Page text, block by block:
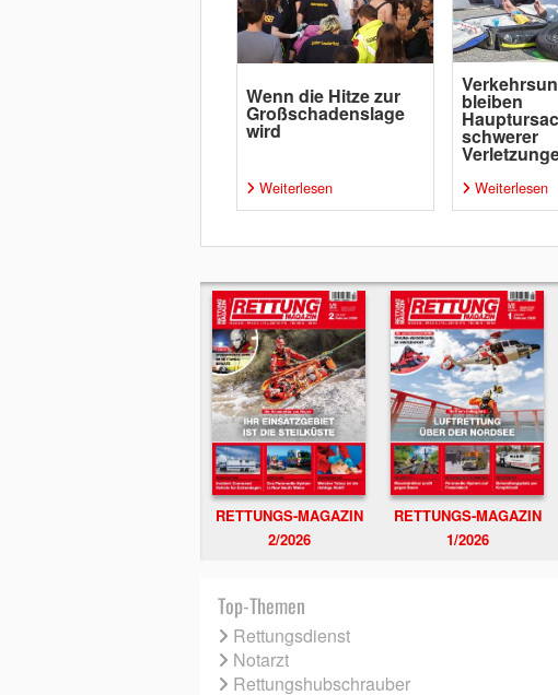
Wenn die Hitze zur
Großschadenslage
wird
Weiterlesen
bleiben
schwerer
Weiterlesen
RETTUNGS-MAGAZIN
2/2026
RETTUNGS-MAGAZIN
1/2026
Top-Themen
Rettungsdienst
Notarzt
Rettungshubschrauber